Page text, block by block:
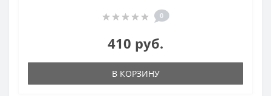
0
410 руб.
В КОРЗИНУ